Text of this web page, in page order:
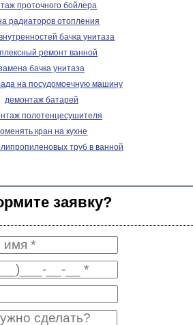
проточного бойлера
радиаторов отопления
бачка унитаза
ремонт ванной
бачка унитаза
на посудомоечную машину
демонтаж батарей
полотенцесушителя
кран на кухне
труб в ванной
заявку?